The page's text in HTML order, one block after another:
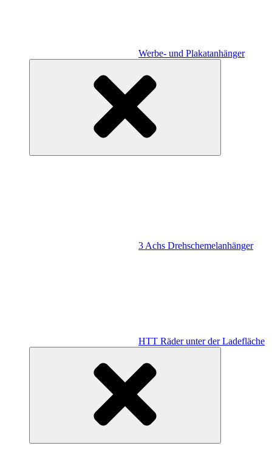
Werbe- und Plakatanhänger
3 Achs Drehschemelanhänger
HTT Räder unter der Ladefläche